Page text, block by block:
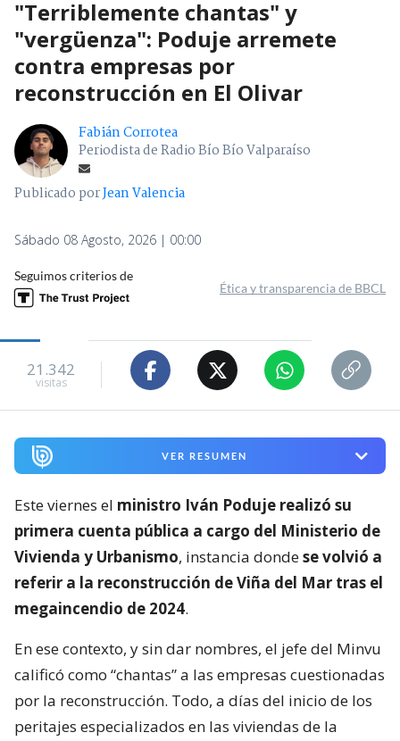
"Terriblemente chantas" y
"vergüenza": Poduje arremete
contra empresas por
reconstrucción en El Olivar
Fabián Corrotea
Periodista de Radio Bío Bío Valparaíso
Publicado porJean Valencia
Sábado 08 Agosto, 2026 | 00:00
Seguimos criterios de
Ética y transparencia de BBCL
21.342
visitas
VER RESUMEN
Este viernes el ministro Iván Poduje realizó su
primera cuenta pública a cargo del Ministerio de
Vivienda y Urbanismo, instancia dondese volvió a
referir a la reconstrucción de Viña del Mar tras el
megaincendio de 2024.
En ese contexto, y sin dar nombres, el jefe del Minvu
calificó como “chantas” a las empresas cuestionadas
por la reconstrucción. Todo, a días del inicio de los
peritajes especializados en las viviendas de la